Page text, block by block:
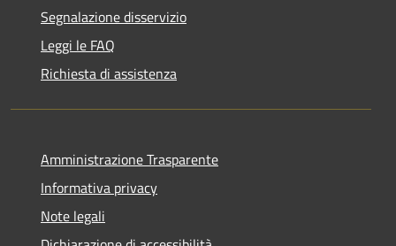
Segnalazione disservizio
Leggi le FAQ
Richiesta di assistenza
Amministrazione Trasparente
Informativa privacy
Note legali